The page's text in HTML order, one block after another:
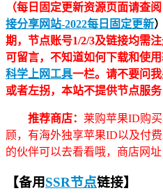
（每日固定更新资源页面请查阅
接分享网站-2022每日固定更新）
期，节点账号1/2/3及链接均需
可留言，不知道如何下载和使
科学上网工具一栏。请不要问
或者左拐，本站不提供节点服务
推荐商店： 莱购苹果ID购
顾，有海外独享苹果ID以及付
的伙伴可以去看看哦，商店网址
【备用SSR节点链接】